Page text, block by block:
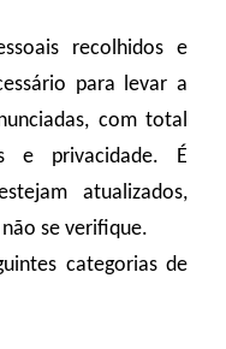
recolhidos e
para levar a
com total
e privacidade. É
atualizados,
se verifique.
categorias de